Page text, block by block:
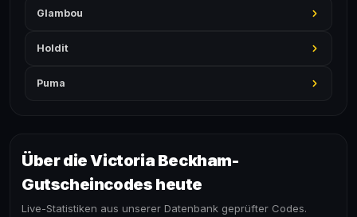
Glambou
Holdit
Puma
Über die Victoria Beckham-
Gutscheincodes heute
Live-Statistiken aus unserer Datenbank geprüfter Codes.